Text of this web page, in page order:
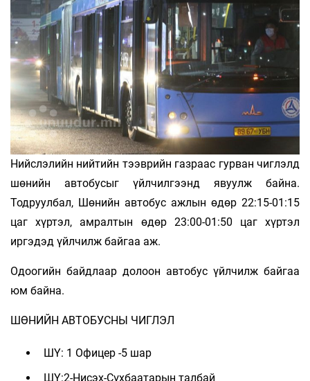
Нийслэлийн нийтийн тээврийн газраас гурван чиглэлд
шөнийн автобусыг үйлчилгээнд явуулж байна.
Тодруулбал, Шөнийн автобус ажлын өдөр 22:15-01:15
цаг хүртэл, амралтын өдөр 23:00-01:50 цаг хүртэл
иргэдэд үйлчилж байгаа аж.
Одоогийн байдлаар долоон автобус үйлчилж байгаа
юм байна.
ШӨНИЙН АВТОБУСНЫ ЧИГЛЭЛ
ШҮ: 1 Офицер -5 шар
ШҮ:2-Нисэх-Сүхбаатарын талбай